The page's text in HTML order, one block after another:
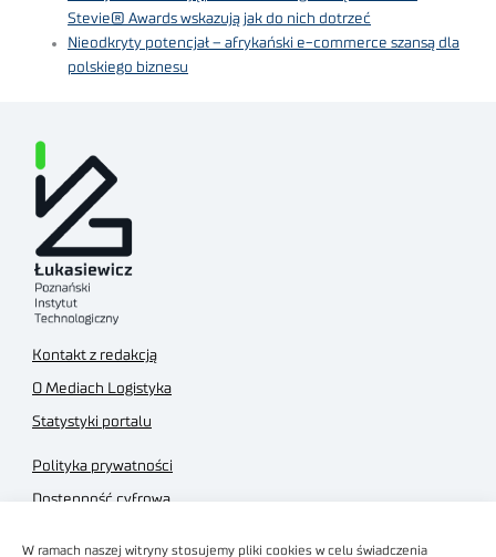
W ramach naszej witryny stosujemy pliki cookies w celu świadczenia
Stevie® Awards wskazują jak do nich dotrzeć
Nieodkryty potencjał – afrykański e-commerce szansą dla
polskiego biznesu
Kontakt z redakcją
O Mediach Logistyka
Statystyki portalu
Polityka prywatności
Dostępność cyfrowa